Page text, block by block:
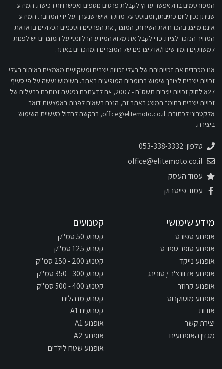
המפורסמים בו ולאפשר ערוץ לקבלת פרטים נוספים ואפשרויות רכישה. המידע
שניתן נכון ליום כתיבתו, ומבוסס על מחקר אישי שנערך על ידי המחבר. המידע
איננו מייצג בהכרח את השירות, המוצר, את הפרטים הטכניים הכלולים בו או את
המחיר הנזכר לצידו. כדי לקבל את מלוא המידע הרלוונטי על המוצרים יש לפנות
למשווקים המורשים ו/או ליצרנים של המוצרים המוזכרים באתר.
אנו מכבדים את זכויותיהם של בעלי זכויות יוצרים ומשקיעים מאמצים באיתור בעלי
זכויות יוצרים לצורך שימוש בחומרים המופיעים באתר. השימוש נעשה על פי סעיף
27א לחוק זכויות יוצרים תשס"ח - 2007, אם לדעתכם נפגעה זכותכם כבעלים של
זכויות יוצרים בחומר המוצג באתר זה, הנכם רשאים לפנות באמצעות דואר
אלקטרוני לכתובת: office@elitemoto.co.il, בבקשה לחדול מעשיית השימוש
ביצירה.
טלפון: 053-338-3332
office@elitemoto.co.il
עמוד העסק
עמוד פייסבוק
מידע שימושי
אופנוע ספורט
אופנוע סופר ספורט
אופנוע נייקד
אופנוע אדוונצ'ר / טורינג
אופנוע קרוזר
אופנוע מוטוקרוס
אודות
יצירת קשר
מגזין האופנועים
קטנועים
קטנוע 50 סמ"ק
קטנוע 125 סמ"ק
קטנוע 200 - 250 סמ"ק
קטנוע 300 - 350 סמ"ק
קטנוע 400 - 500 סמ"ק
קטנוע מנהלים
קטנועים A1
אופנוע A1
אופנוע A2
אופנוע שטח לילדים